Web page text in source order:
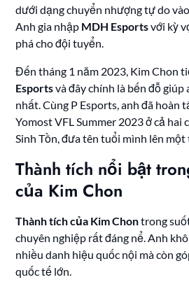
dưới dạng chuyển nhượng tự do
Anh gia nhập MDH Esportsvới kỳ
phá cho đội tuyển.
Đến tháng 1 năm 2023, Kim Chon
Esportsvà đây chính là bến đỗ giúp
nhất. Cùng P Esports, anh đã hoàn
Yomost VFL Summer 2023 ở cả hai
Sinh Tồn, đưa tên tuổi mình lên một
Thành tích nổi bật
của Kim Chon
Thành tích của Kim Chontrong
chuyên nghiệp rất đáng nể. Anh
nhiều danh hiệu quốc nội mà còn
quốc tế lớn.